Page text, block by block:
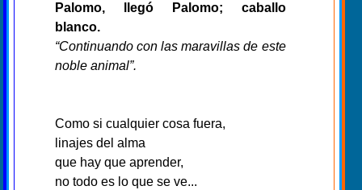
Palomo, llegó Palomo; caballo
blanco.
“Continuando con las maravillas de este
noble animal”.
Como si cualquier cosa fuera,
linajes del alma
que hay que aprender,
no todo es lo que se ve...